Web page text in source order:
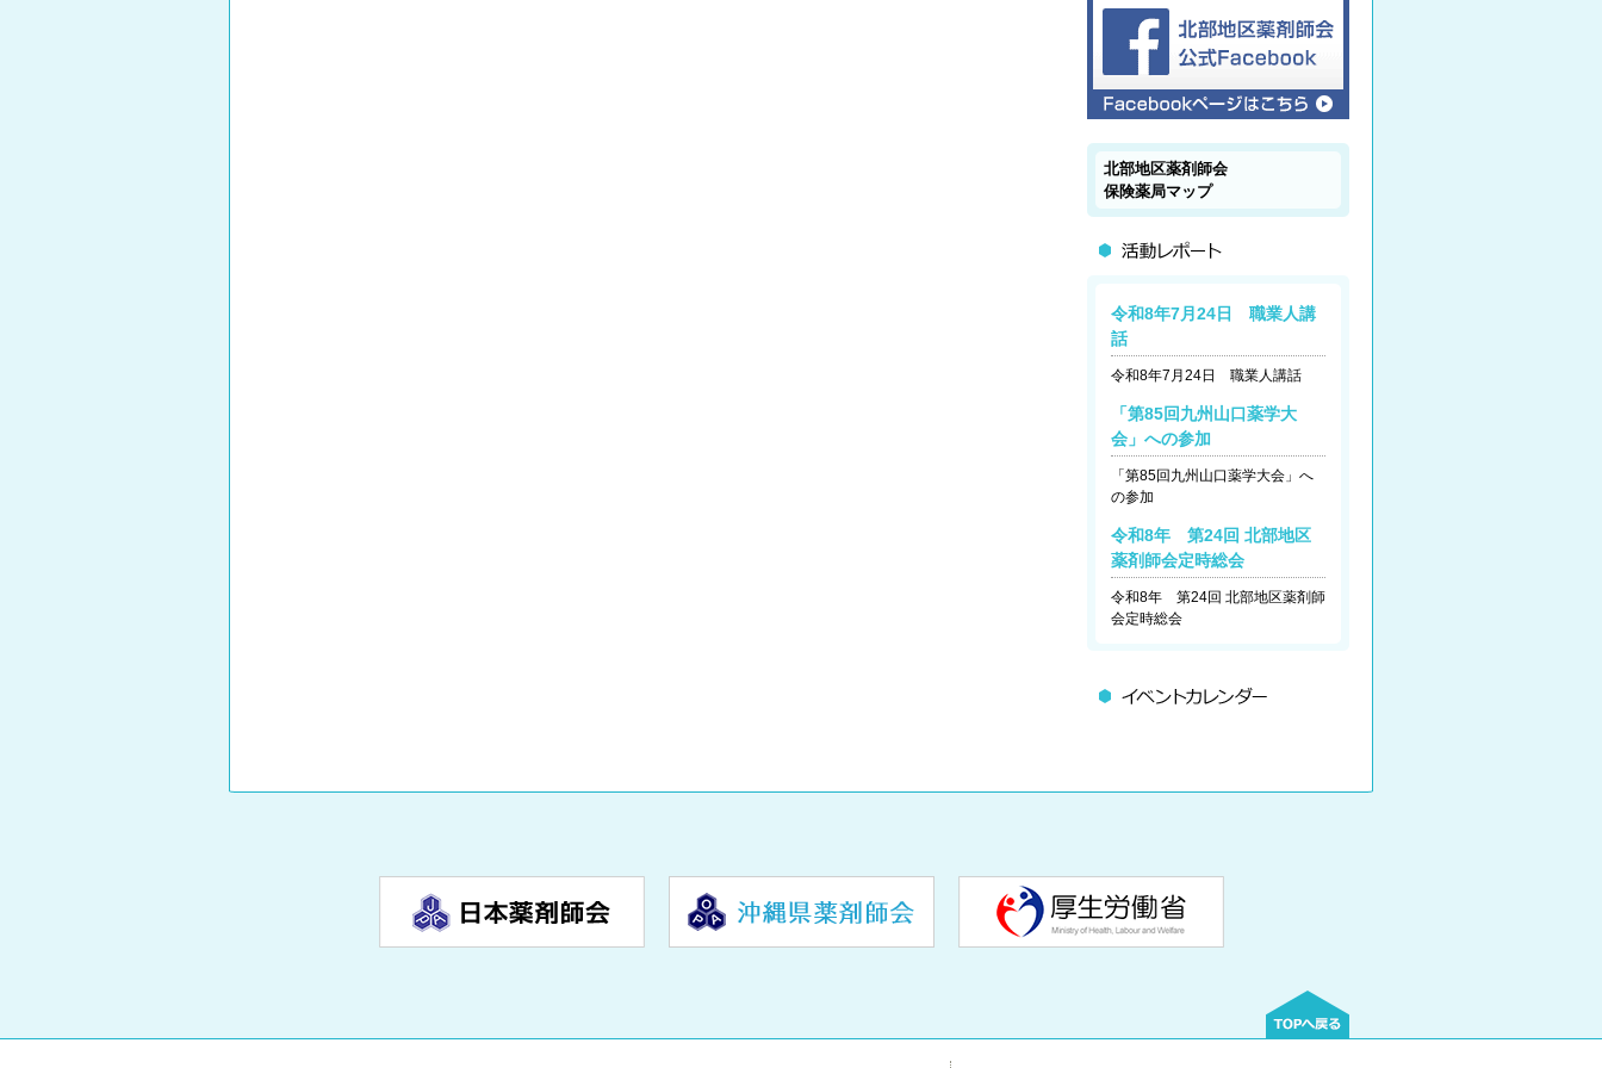
北部地区薬剤師会
保険薬局マップ
令和8年7月24日 職業人講
話
令和8年7月24日 職業人講話
「第85回九州山口薬学大
会」への参加
「第85回九州山口薬学大会」へ
の参加
令和8年 第24回 北部地区
薬剤師会定時総会
令和8年 第24回 北部地区薬剤師
会定時総会